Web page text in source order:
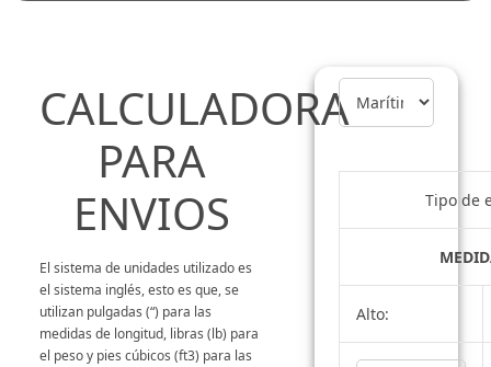
CALCULADORA
PARA
ENVIOS
El sistema de unidades utilizado es
el sistema inglés, esto es que, se
utilizan pulgadas (“) para las
medidas de longitud, libras (lb) para
el peso y pies cúbicos (ft3) para las
Tipo de
Alto: